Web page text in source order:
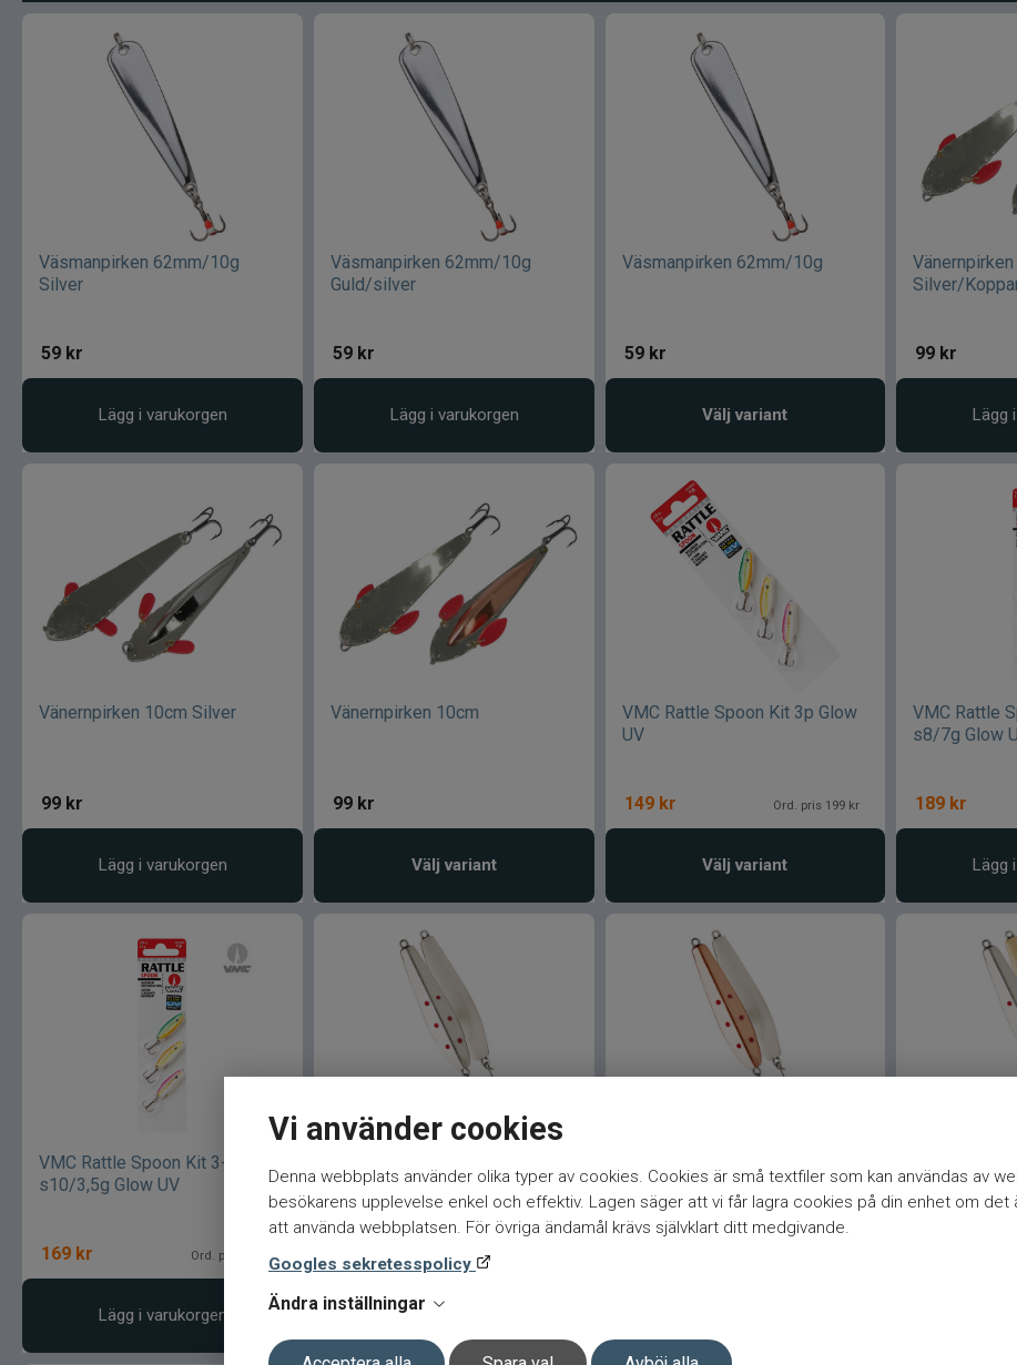
Vi använder cookies
Denna webbplats använder olika typer av cookies. Cookies är små textfiler som kan användas av
besökarens upplevelse enkel och effektiv. Lagen säger att vi får lagra cookies på din enhet om det
att använda webbplatsen. För övriga ändamål krävs självklart ditt medgivande.
Googles sekretesspolicy
Ändra inställningar
Väsmanpirken 62mm/10g
Silver
59 kr
Lägg i varukorgen
Väsmanpirken 62mm/10g
Guld/silver
59 kr
Lägg i varukorgen
Väsmanpirken 62mm/10g
59 kr
Välj variant
Silver/
99 kr
Lägg
Vänernpirken 10cm Silver
99 kr
Lägg i varukorgen
Vänernpirken 10cm
99 kr
Välj variant
VMC Rattle Spoon Kit 3p Glow
UV
149 kr Ord. pris 199 kr
Välj variant
VMC Rattle
s8/7g Glow
189 kr
Lägg
VMC Rattle Spoon Kit 3-p
s10/3,5g Glow UV
169 kr Ord. pris 199 kr
Lägg i varukorgen
70mm/20g Silver
Ord. pris 149 kr
Lägg i varukorgen
70mm/20g Koppar/Silver
70mm/20g